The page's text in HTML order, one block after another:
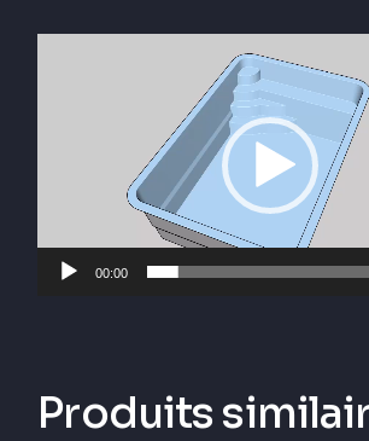
00:00
Produits